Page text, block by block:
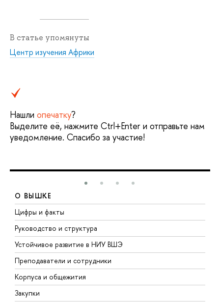
В статье упомянуты
Центр изучения Африки
Нашли опечатку?
Выделите её, нажмите Ctrl+Enter и отправьте нам
уведомление. Спасибо за участие!
О ВЫШКЕ
Цифры и факты
Руководство и структура
Устойчивое развитие в НИУ ВШЭ
Преподаватели и сотрудники
Корпуса и общежития
Закупки